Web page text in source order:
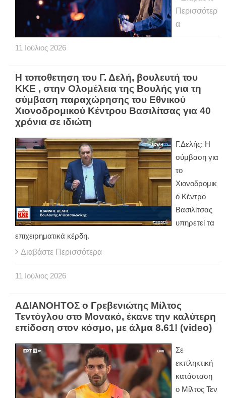
Περισσότερ
α
11 Ιούλιος 2026
Η τοποθετηση του Γ. Δελή, βουλευτή του
ΚΚΕ , στην Ολομέλεια της Βουλής για τη
σύμβαση παραχώρησης του Εθνικού
Χιονοδρομικού Κέντρου Βασιλίτσας για 40
χρόνια σε ιδιώτη
Γ.Δελής: Η
σύμβαση για
το
Χιονοδρομικ
ό Κέντρο
Βασιλίτσας
υπηρετεί τα
επιχειρηματικά κέρδη.
Διαβάστε Περισσότερα
11 Ιούλιος 2026
ΑΔΙΑΝΟΗΤΟΣ ο Γρεβενιώτης Μίλτος
Τεντόγλου στο Μονακό, έκανε την καλύτερη
επίδοση στον κόσμο, με άλμα 8.61! (video)
Σε
εκπληκτική
κατάσταση
ο Μίλτος Τεν